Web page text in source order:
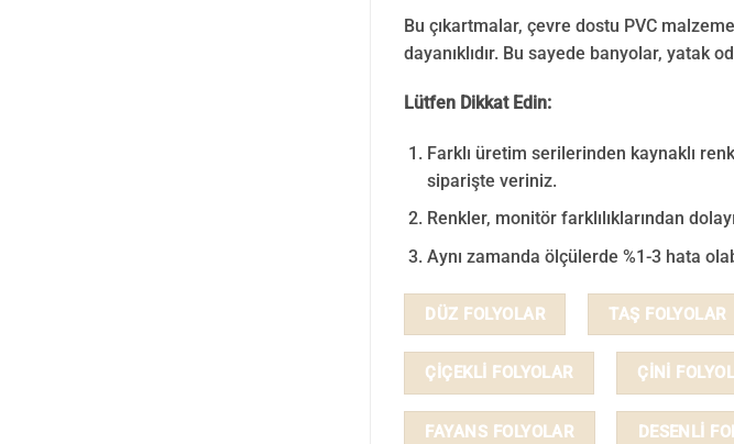
Bu çıkartmalar, çevre dostu PVC
dayanıklıdır. Bu sayede banyolar, yatak
Lütfen Dikkat Edin:
Farklı üretim serilerinden kaynaklı
siparişte veriniz.
Renkler, monitör farklılıklarından
Aynı zamanda ölçülerde %1-3 hata
DÜZ FOLYOLAR TAŞ FOLYOLAR
ÇİÇEKLİ FOLYOLAR ÇİNİ
FAYANS FOLYOLAR DESENLİ